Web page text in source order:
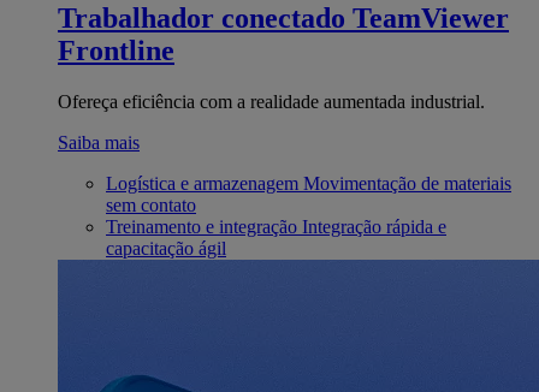
Trabalhador conectado TeamViewer
Frontline
Ofereça eficiência com a realidade aumentada industrial.
Saiba mais
Logística e armazenagem Movimentação de materiais
sem contato
Treinamento e integração Integração rápida e
capacitação ágil